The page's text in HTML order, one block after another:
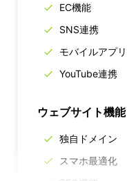
EC機能
SNS連携
モバイルアプリ
YouTube連携
ウェブサイト機能
独自ドメイン
スマホ最適化